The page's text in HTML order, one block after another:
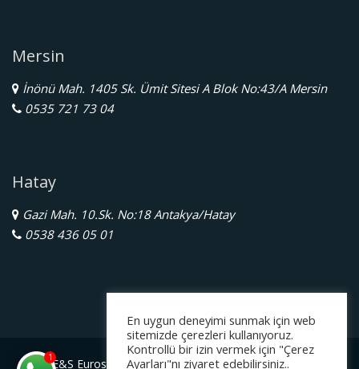
Mersin
İnönü Mah. 1405 Sk. Ümit Sitesi A Blok No:43/A Mersin
0535 721 73 04
Hatay
Gazi Mah. 10.Sk. No:18 Antakya/Hatay
0538 436 05 01
E&S Eurostar Yurtdışı Eğitim Danışmanlığı Ltd. Şti.
1
En uygun deneyimi sunmak için web
sitemizde çerezleri kullanıyoruz.
Kontrollü bir izin vermek için "Çerez
Ayarları"nı ziyaret edebilirsiniz..